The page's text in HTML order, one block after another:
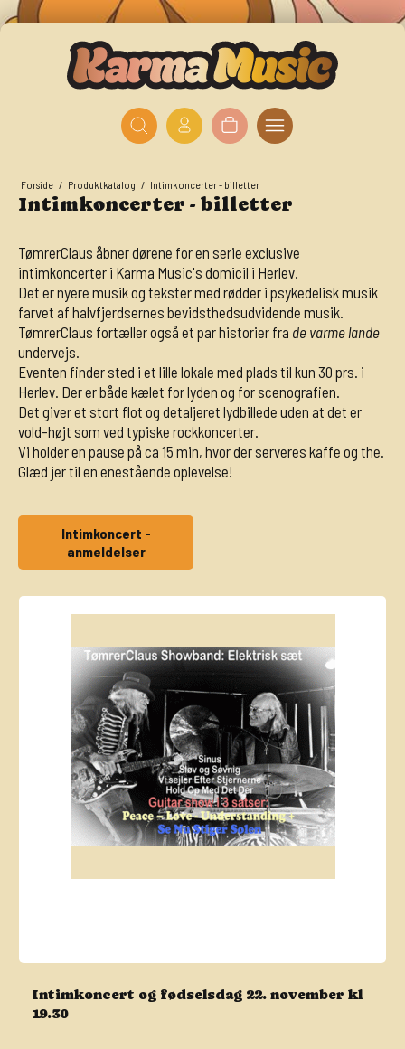
Forside / Produktkatalog / Intimkoncerter - billetter
Intimkoncerter - billetter
TømrerClaus åbner dørene for en serie exclusive
intimkoncerter i Karma Music's domicil i Herlev.
Det er nyere musik og tekster med rødder i psykedelisk musik
farvet af halvfjerdsernes bevidsthedsudvidende musik.
TømrerClaus fortæller også et par historier fra de varme lande
undervejs.
Eventen finder sted i et lille lokale med plads til kun 30 prs. i
Herlev. Der er både kælet for lyden og for scenografien.
Det giver et stort flot og detaljeret lydbillede uden at det er
vold-højt som ved typiske rockkoncerter.
Vi holder en pause på ca 15 min, hvor der serveres kaffe og the.
Glæd jer til en enestående oplevelse!
Intimkoncert -
anmeldelser
Intimkoncert og fødselsdag 22. november kl
19.30